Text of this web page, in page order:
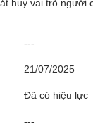
huy vai trò người
---
21/07/2025
Đã có hiệu lực
---